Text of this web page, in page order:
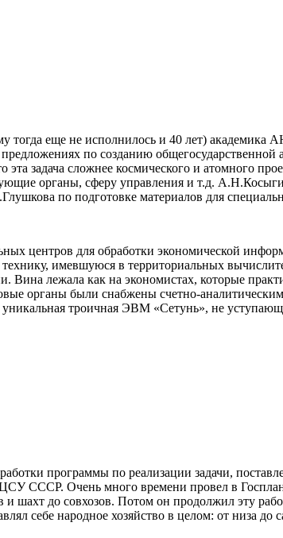
еще не исполнилось и 40 лет) академика
по созданию общегосударственной
задача сложнее космического и атомного
органы, сферу управления и т.д.
по подготовке материалов для
центров для обработки экономической
имевшуюся в территориальных
лежала как на экономистах, которые
органы были снабжены счетно-
троичная ЭВМ «Сетунь», не
программы по реализации задачи,
СССР. Очень много времени провел в
и шахт до совхозов. Потом он продолжил эту
себе народное хозяйство в целом: от низа